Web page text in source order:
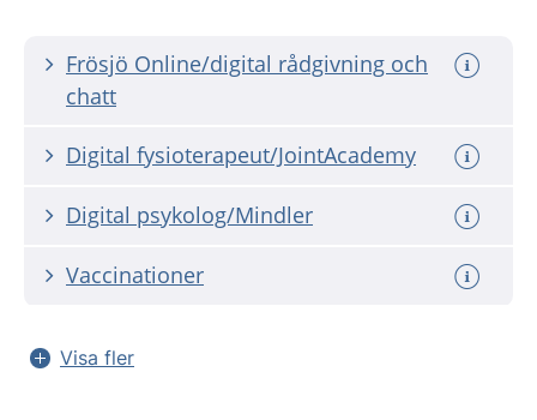
Frösjö Online/digital rådgivning och
chatt
Digital fysioterapeut/JointAcademy
Digital psykolog/Mindler
Vaccinationer
Visa fler